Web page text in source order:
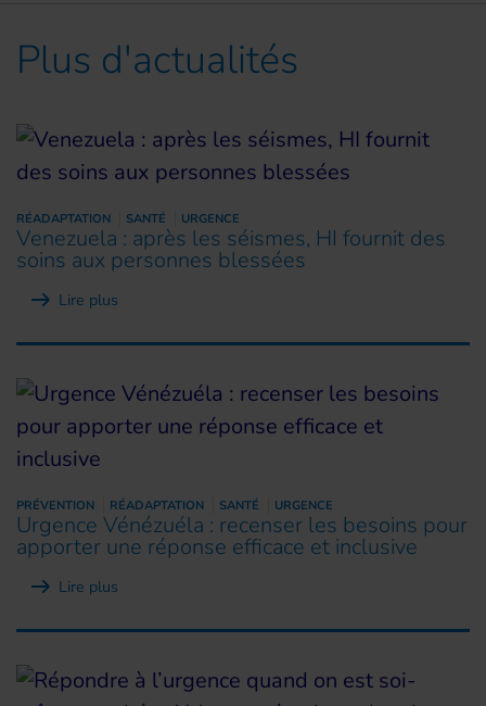
Plus d'actualités
RÉADAPTATION SANTÉ URGENCE
Venezuela : après les séismes, HI fournit des
soins aux personnes blessées
Lire plus
PRÉVENTION RÉADAPTATION SANTÉ URGENCE
Urgence Vénézuéla : recenser les besoins pour
apporter une réponse efficace et inclusive
Lire plus